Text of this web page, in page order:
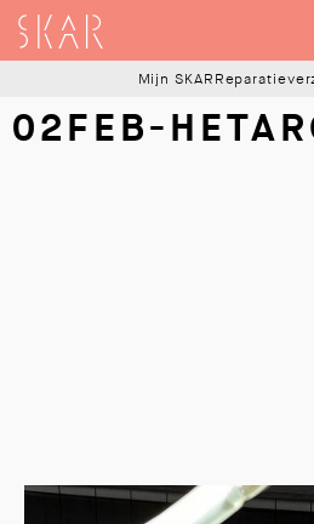
SKAR
Mijn SKAR
02FEB-